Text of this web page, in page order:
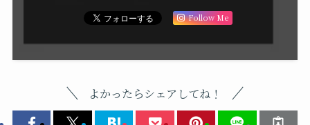
Follow Me
よかったらシェアしてね！